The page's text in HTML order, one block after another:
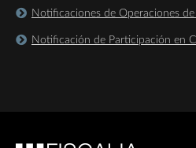
Notificaciones de Operaciones
Notificación de Participación en